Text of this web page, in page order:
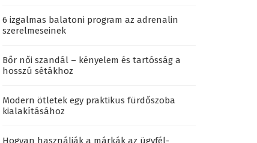
6 izgalmas balatoni program az adrenalin
szerelmeseinek
Bőr női szandál – kényelem és tartósság a
hosszú sétákhoz
Modern ötletek egy praktikus fürdőszoba
kialakításához
Hogyan használják a márkák az ügyfél-